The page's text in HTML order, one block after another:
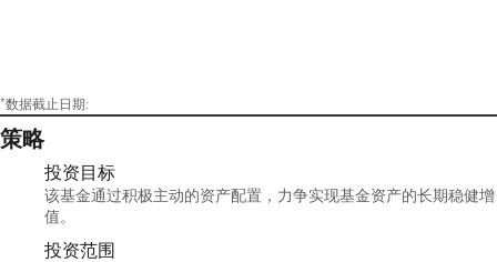
*数据截止日期:
策略
投资目标
该基金通过积极主动的资产配置，力争实现基金资产的长期稳健增
值。
投资范围